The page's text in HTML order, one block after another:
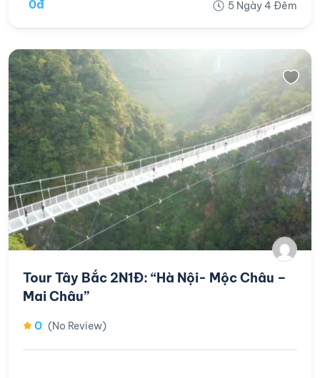
0đ 5 Ngày 4 Đêm
Tour Tây Bắc 2N1Đ: “Hà Nội- Mộc Châu –
Mai Châu”
0 (No Review)